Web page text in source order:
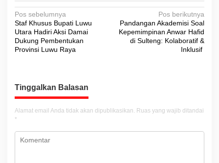
N
a
v
a
s
i
o
Pos sebelumnya
Staf Khusus Bupati Luwu
Utara Hadiri Aksi Damai
Dukung Pembentukan
Provinsi Luwu Raya
Pos berikutnya
Pandangan Akademisi Soal
Kepemimpinan Anwar Hafid
di Sulteng: Kolaboratif &
Inklusif
Tinggalkan Balasan
Alamat email Anda tidak akan dipublikasikan. Ruas yang wajib ditandai
*